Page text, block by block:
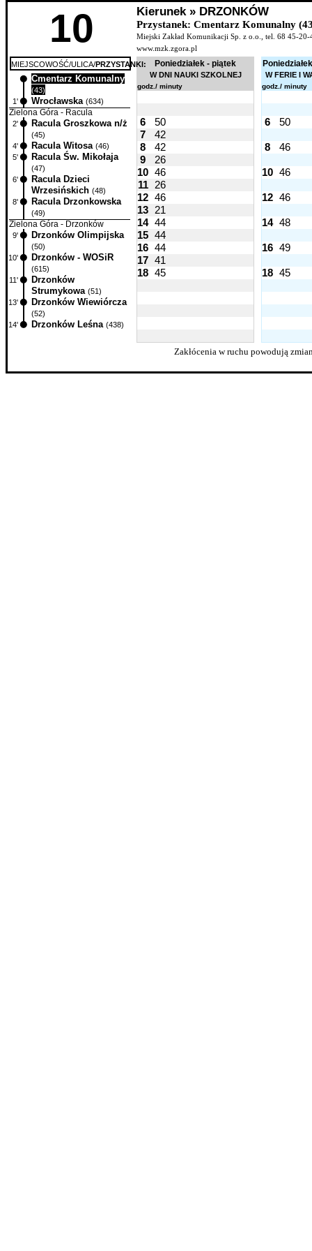
10 Kierunek » DRZONKÓW
Przystanek: Cmentarz Komunalny
Miejski Zakład Komunikacji Sp. z o.o., tel. 68 45-20-
www.mzk.zgora.pl
MIEJSCOWOŚĆ/ULICA/PRZYSTANKI:
Cmentarz Komunalny
(43)
1'
Wrocławska (634)
Zielona Góra - Racula
2' Racula Groszkowa n/ż
(45)
4'
Racula Witosa (46)
5'
Racula Św. Mikołaja
(47)
6'
Racula Dzieci
Wrzesińskich (48)
8'
Racula Drzonkowska
(49)
Zielona Góra - Drzonków
9' Drzonków Olimpijska
(50)
10'
Drzonków - WOSiR
(615)
11'
Drzonków
Strumykowa (51)
13'
Drzonków Wiewiórcza
(52)
14'
Drzonków Leśna (438)
Poniedziałek - piątek
W DNI NAUKI SZKOLNEJ W FERIE I
godz./ minuty godz./ minuty
6 50 6
50
7
42
8
42 8
46
9
26
10 46 10 46
11
26
12 46 12 46
13 21
14 44 14 48
15 44
16 44 16 49
17 41
18 45 18 45
Zakłócenia w ruchu powodują